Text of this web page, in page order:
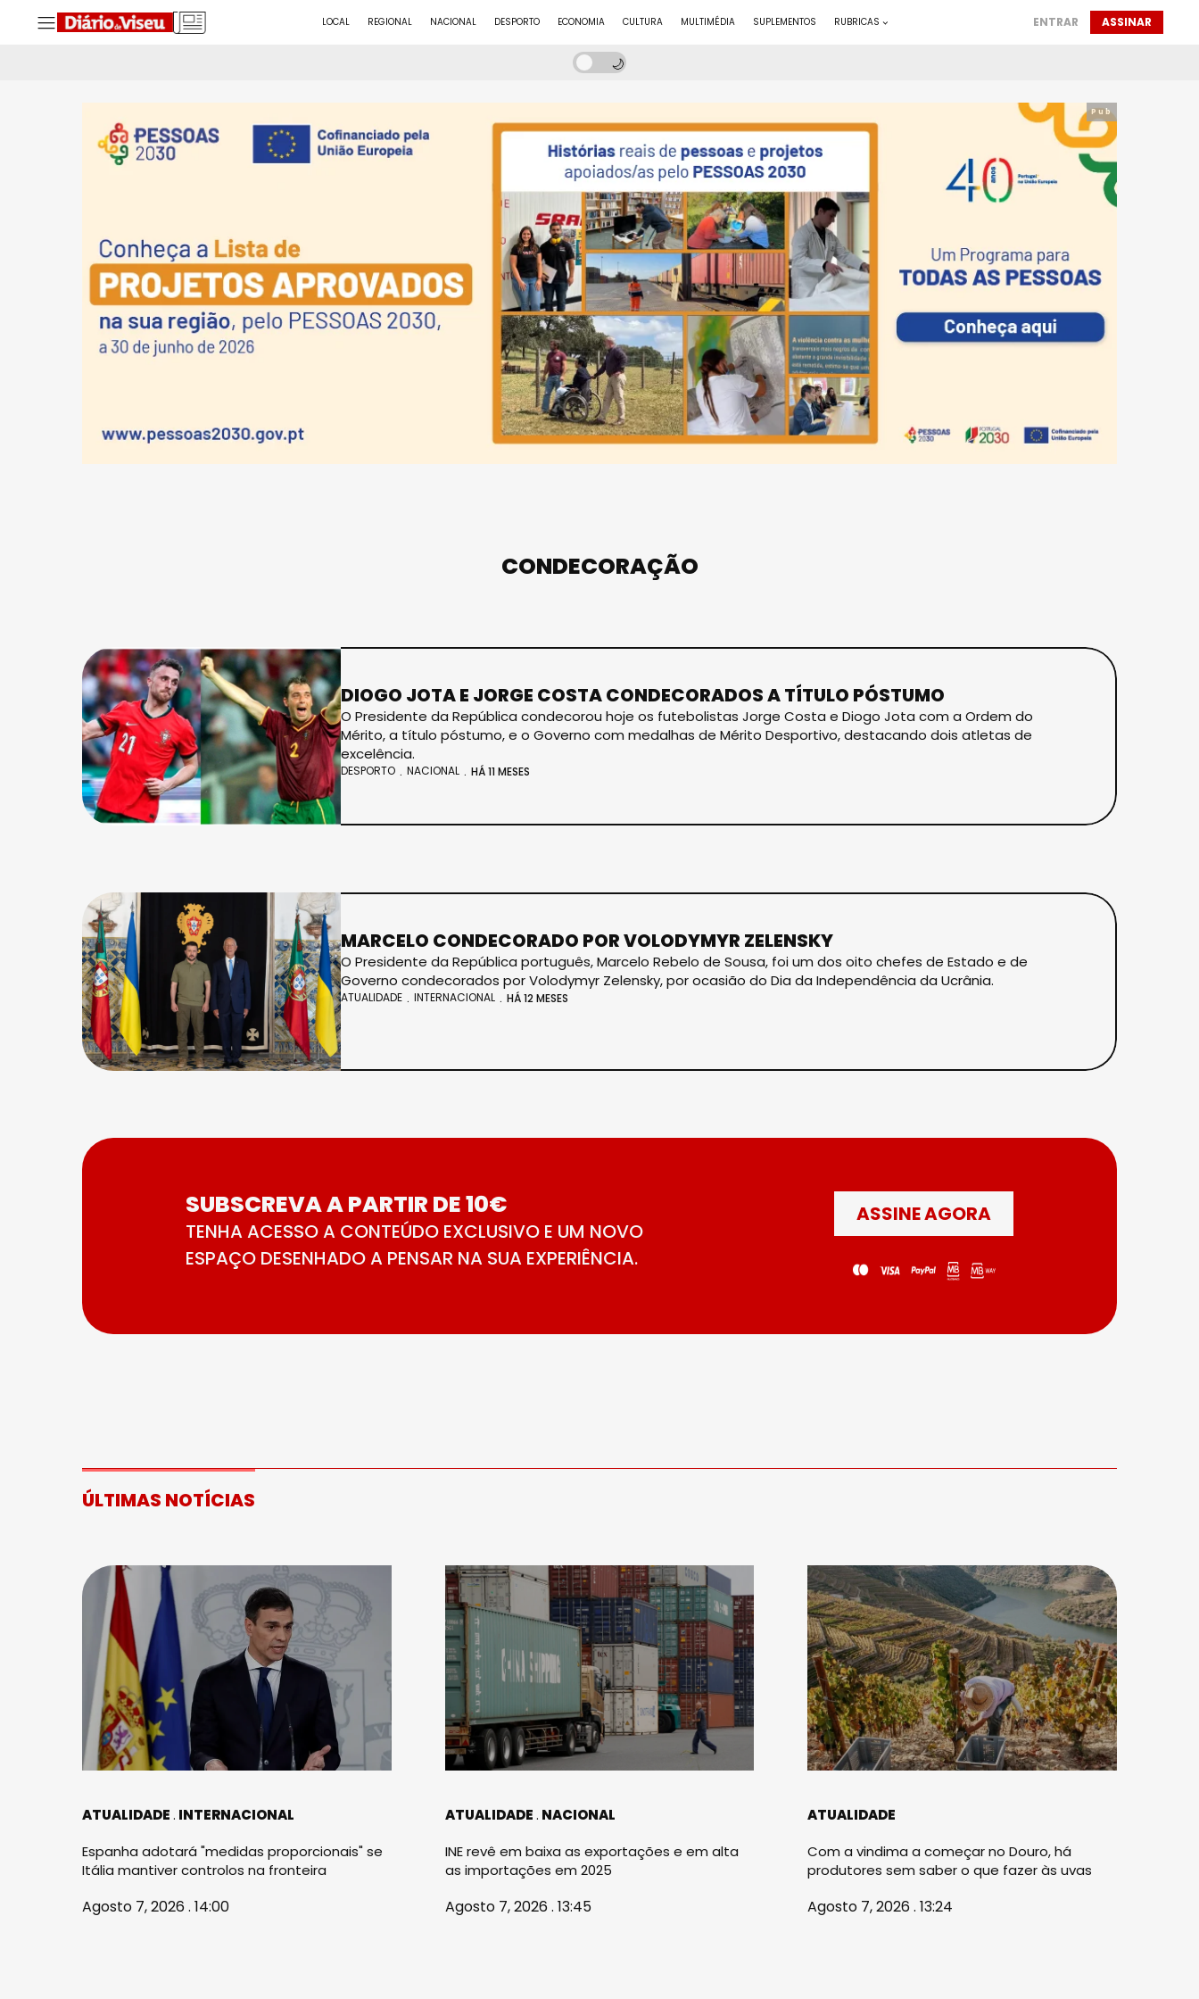
LOCAL REGIONAL NACIONAL DESPORTO ECONOMIA CULTURA MULTIMÉDIA SUPLEMENTOS RUBRICAS ENTRAR ASSINAR
Pub
CONDECORAÇÃO
DIOGO JOTA E JORGE COSTA CONDECORADOS A TÍTULO PÓSTUMO
O Presidente da República condecorou hoje os futebolistas Jorge Costa e Diogo Jota com a Ordem do
Mérito, a título póstumo, e o Governo com medalhas de Mérito Desportivo, destacando dois atletas de
excelência.
DESPORTO NACIONAL HÁ 11 MESES
MARCELO CONDECORADO POR VOLODYMYR ZELENSKY
O Presidente da República português, Marcelo Rebelo de Sousa, foi um dos oito chefes de Estado e de
Governo condecorados por Volodymyr Zelensky, por ocasião do Dia da Independência da Ucrânia.
ATUALIDADE INTERNACIONAL HÁ 12 MESES
SUBSCREVA A PARTIR DE 10€
TENHA ACESSO A CONTEÚDO EXCLUSIVO E UM NOVO
ESPAÇO DESENHADO A PENSAR NA SUA EXPERIÊNCIA.
ASSINE AGORA
ÚLTIMAS NOTÍCIAS
ATUALIDADE INTERNACIONAL
Espanha adotará "medidas proporcionais" se
Itália mantiver controlos na fronteira
Agosto 7, 2026 . 14:00
ATUALIDADE NACIONAL
INE revê em baixa as exportações e em alta
as importações em 2025
Agosto 7, 2026 . 13:45
ATUALIDADE
Com a vindima a começar no Douro, há
produtores sem saber o que fazer às uvas
Agosto 7, 2026 . 13:24